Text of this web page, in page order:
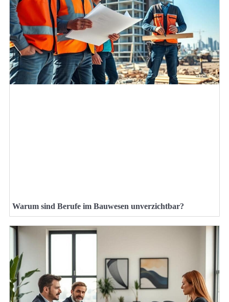
Warum sind Berufe im Bauwesen unverzichtbar?